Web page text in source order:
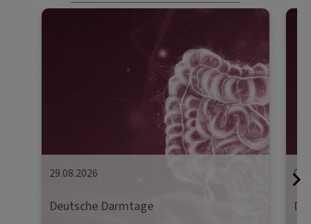
29.08.2026
Deutsche Darmtage